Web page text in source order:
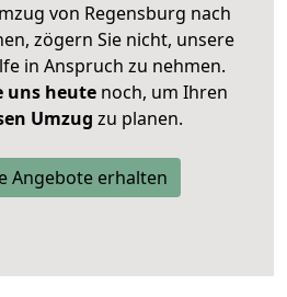
von Regensburg nach
zögern Sie nicht, unsere
in Anspruch zu nehmen.
uns heutenoch, um Ihren
Umzug zu planen.
Angebote erhalten